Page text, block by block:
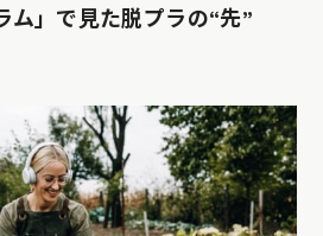
ム」で見た脱プラの“先”